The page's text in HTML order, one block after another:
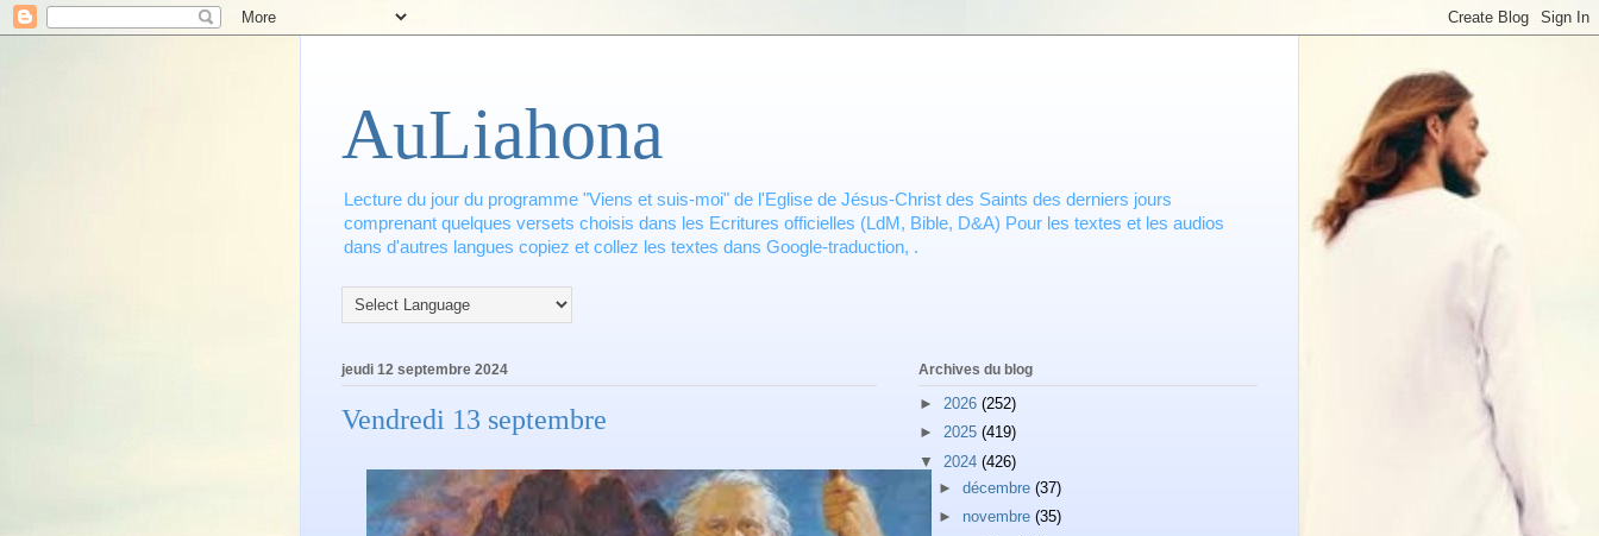
AuLiahona
Lecture du jour du programme "Viens et suis-moi" de l'Eglise de Jésus-Christ des Saints des derniers jours
comprenant quelques versets choisis dans les Ecritures officielles (LdM, Bible, D&A) Pour les textes et les audios
dans d'autres langues copiez et collez les textes dans Google-traduction, .
jeudi 12 septembre 2024
Vendredi 13 septembre
Archives du blog
► 2026 (252)
► 2025 (419)
▼ 2024 (426)
► décembre (37)
► novembre (35)